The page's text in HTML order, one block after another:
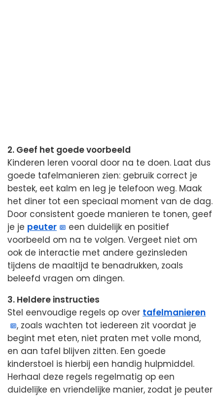
2. Geef het goede voorbeeld
Kinderen leren vooral door na te doen. Laat dus
goede tafelmanieren zien: gebruik correct je
bestek, eet kalm en leg je telefoon weg. Maak
het diner tot een speciaal moment van de dag.
Door consistent goede manieren te tonen, geef
je je peuter
een duidelijk en positief
voorbeeld om na te volgen. Vergeet niet om
ook de interactie met andere gezinsleden
tijdens de maaltijd te benadrukken, zoals
beleefd vragen om dingen.
3. Heldere instructies
Stel eenvoudige regels op over tafelmanieren
, zoals wachten tot iedereen zit voordat je
begint met eten, niet praten met volle mond,
en aan tafel blijven zitten. Een goede
kinderstoel is hierbij een handig hulpmiddel.
Herhaal deze regels regelmatig op een
duidelijke en vriendelijke manier, zodat je peuter